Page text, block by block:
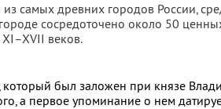
самых древних городов России,
сосредоточено около 50
XI–XVII веков.
был заложен при князе
а первое упоминание о нем